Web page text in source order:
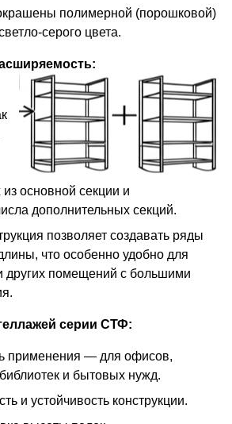
полимерной (порошковой)
серого цвета.
основной секции и
дополнительных секций.
позволяет создавать ряды
что особенно удобно для
других помещений с большими
серии СТФ:
применения — для офисов,
и бытовых нужд.
и устойчивость конструкции.